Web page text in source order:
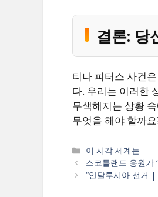
결론: 당
티나 피터스 사건
다. 우리는 이러한
무색해지는 상황
무엇을 해야 할까
카
테
고
이 시각 세계는
스코틀랜드 응원가
“안달루시아 선거 |